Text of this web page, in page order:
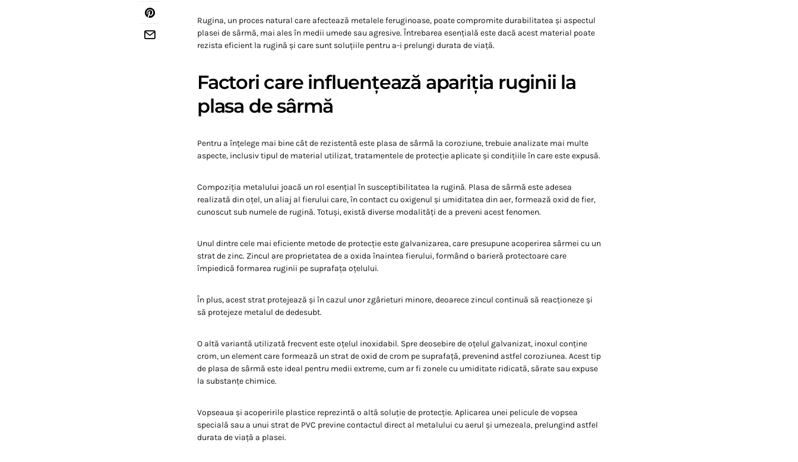
Rugina, un proces natural care afectează metalele feruginoase, poate compromite durabilitatea și aspectul
plasei de sârmă, mai ales în medii umede sau agresive. Întrebarea esențială este dacă acest material poate
rezista eficient la rugină și care sunt soluțiile pentru a-i prelungi durata de viață.
Factori care influențează apariția ruginii la
plasa de sârmă
Pentru a înțelege mai bine cât de rezistentă este plasa de sârmă la coroziune, trebuie analizate mai multe
aspecte, inclusiv tipul de material utilizat, tratamentele de protecție aplicate și condițiile în care este expusă.
Compoziția metalului joacă un rol esențial în susceptibilitatea la rugină. Plasa de sârmă este adesea
realizată din oțel, un aliaj al fierului care, în contact cu oxigenul și umiditatea din aer, formează oxid de fier,
cunoscut sub numele de rugină. Totuși, există diverse modalități de a preveni acest fenomen.
Unul dintre cele mai eficiente metode de protecție este galvanizarea, care presupune acoperirea sârmei cu un
strat de zinc. Zincul are proprietatea de a oxida înaintea fierului, formând o barieră protectoare care
împiedică formarea ruginii pe suprafața oțelului.
În plus, acest strat protejează și în cazul unor zgârieturi minore, deoarece zincul continuă să reacționeze și
să protejeze metalul de dedesubt.
O altă variantă utilizată frecvent este oțelul inoxidabil. Spre deosebire de oțelul galvanizat, inoxul conține
crom, un element care formează un strat de oxid de crom pe suprafață, prevenind astfel coroziunea. Acest tip
de plasa de sârmă este ideal pentru medii extreme, cum ar fi zonele cu umiditate ridicată, sărate sau expuse
la substanțe chimice.
Vopseaua și acoperirile plastice reprezintă o altă soluție de protecție. Aplicarea unei pelicule de vopsea
specială sau a unui strat de PVC previne contactul direct al metalului cu aerul și umezeala, prelungind astfel
durata de viață a plasei.